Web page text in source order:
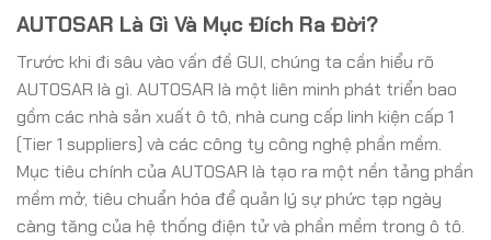
AUTOSAR Là Gì Và Mục Đích Ra Đời?
Trước khi đi sâu vào vấn đề GUI, chúng ta cần hiểu rõ
AUTOSAR là gì. AUTOSAR là một liên minh phát triển bao
gồm các nhà sản xuất ô tô, nhà cung cấp linh kiện cấp 1
(Tier 1 suppliers) và các công ty công nghệ phần mềm.
Mục tiêu chính của AUTOSAR là tạo ra một nền tảng phần
mềm mở, tiêu chuẩn hóa để quản lý sự phức tạp ngày
càng tăng của hệ thống điện tử và phần mềm trong ô tô.